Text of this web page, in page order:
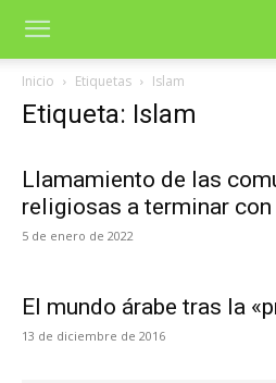
Inicio Etiquetas Islam
Etiqueta: Islam
Llamamiento de las
religiosas a terminar
5 de enero de 2022
El mundo árabe tras la
13 de diciembre de 2016